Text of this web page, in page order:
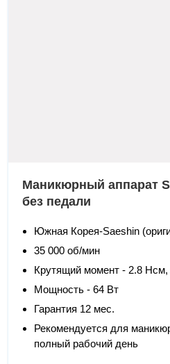
Маникюрный аппарат
без педали
Южная Корея-Saeshin
35 000 об/мин
Крутящий момент - 2.8
Мощность - 64 Вт
Гарантия 12 мес.
Рекомендуется для
полный рабочий день